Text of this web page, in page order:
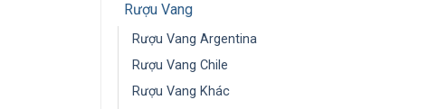
Rượu Vang
Rượu Vang Argentina
Rượu Vang Chile
Rượu Vang Khác